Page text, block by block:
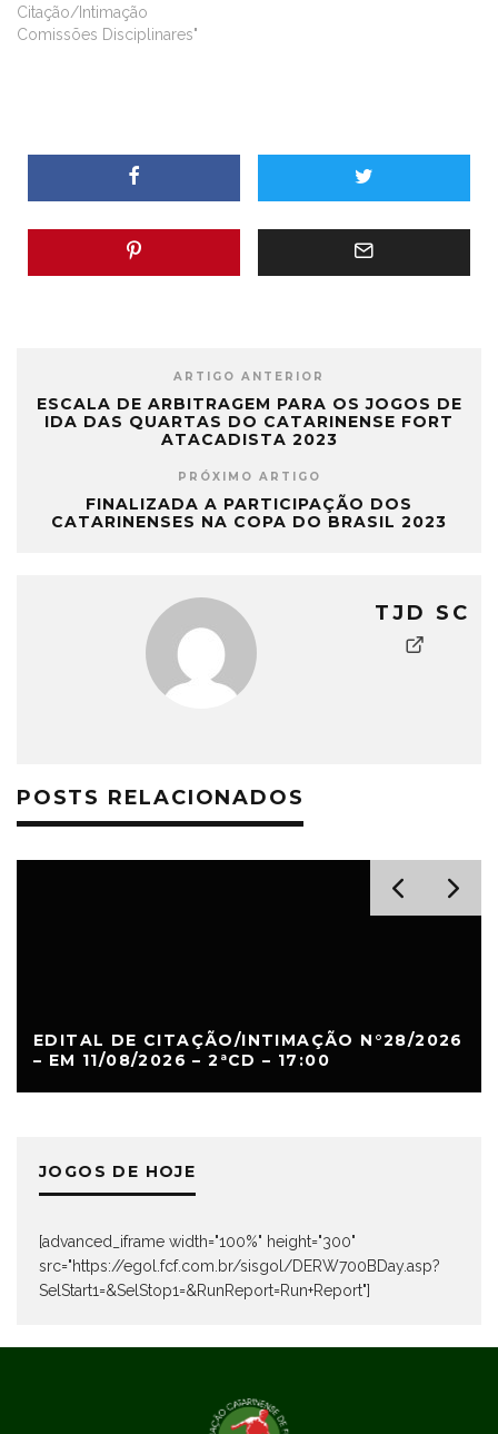
Citação/Intimação
Comissões Disciplinares"
ARTIGO ANTERIOR
ESCALA DE ARBITRAGEM PARA OS JOGOS DE
IDA DAS QUARTAS DO CATARINENSE FORT
ATACADISTA 2023
PRÓXIMO ARTIGO
FINALIZADA A PARTICIPAÇÃO DOS
CATARINENSES NA COPA DO BRASIL 2023
TJD SC
POSTS RELACIONADOS
EDITAL DE CITAÇÃO/INTIMAÇÃO N°28/2026
– EM 11/08/2026 – 2ªCD – 17:00
JOGOS DE HOJE
[advanced_iframe width="100%" height="300"
src="https://egol.fcf.com.br/sisgol/DERW700BDay.asp?
SelStart1=&SelStop1=&RunReport=Run+Report"]